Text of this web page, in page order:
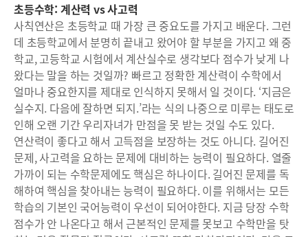
초등수학: 계산력 vs 사고력
사칙연산은 초등학교 때 가장 큰 중요도를 가지고 배운다. 그런
데 초등학교에서 분명히 끝내고 왔어야 할 부분을 가지고 왜 중
학교, 고등학교 시험에서 계산실수로 생각보다 점수가 낮게 나
왔다는 말을 하는 것일까? 빠르고 정확한 계산력이 수학에서
얼마나 중요한지를 제대로 인식하지 못해서 일 것이다. ‘지금은
실수지. 다음에 잘하면 되지.’라는 식의 나중으로 미루는 태도로
인해 오랜 기간 우리자녀가 만점을 못 받는 것일 수도 있다.
연산력이 좋다고 해서 고득점을 보장하는 것도 아니다. 길어진
문제, 사고력을 요하는 문제에 대비하는 능력이 필요하다. 열줄
가까이 되는 수학문제에도 핵심은 하나이다. 길어진 문제를 독
해하여 핵심을 찾아내는 능력이 필요하다. 이를 위해서는 모든
학습의 기본인 국어능력이 우선이 되어야한다. 지금 당장 수학
점수가 안 나온다고 해서 근본적인 문제를 못보고 수학만을 탓